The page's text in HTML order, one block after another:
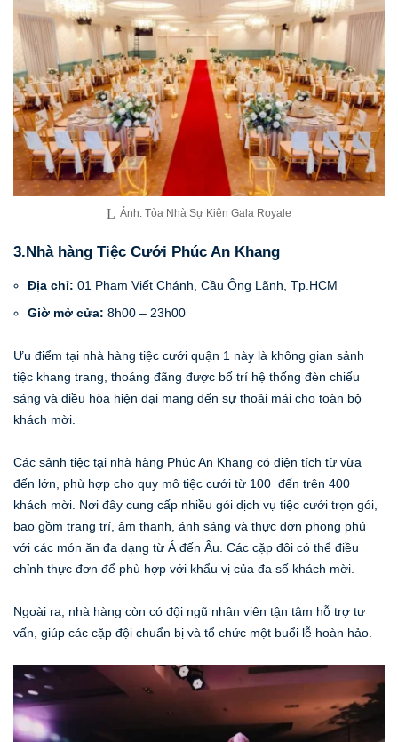
Ảnh: Tòa Nhà Sự Kiện Gala Royale
3.Nhà hàng Tiệc Cưới Phúc An Khang
Địa chỉ: 01 Phạm Viết Chánh, Cầu Ông Lãnh, Tp.HCM
Giờ mở cửa: 8h00 – 23h00
Ưu điểm tại nhà hàng tiệc cưới quận 1 này là không gian sảnh
tiệc khang trang, thoáng đãng được bố trí hệ thống đèn chiếu
sáng và điều hòa hiện đại mang đến sự thoải mái cho toàn bộ
khách mời.
Các sảnh tiệc tại nhà hàng Phúc An Khang có diện tích từ vừa
đến lớn, phù hợp cho quy mô tiệc cưới từ 100 đến trên 400
khách mời. Nơi đây cung cấp nhiều gói dịch vụ tiệc cưới trọn gói,
bao gồm trang trí, âm thanh, ánh sáng và thực đơn phong phú
với các món ăn đa dạng từ Á đến Âu. Các cặp đôi có thể điều
chỉnh thực đơn để phù hợp với khẩu vị của đa số khách mời.
Ngoài ra, nhà hàng còn có đội ngũ nhân viên tận tâm hỗ trợ tư
vấn, giúp các cặp đội chuẩn bị và tổ chức một buổi lễ hoàn hảo.